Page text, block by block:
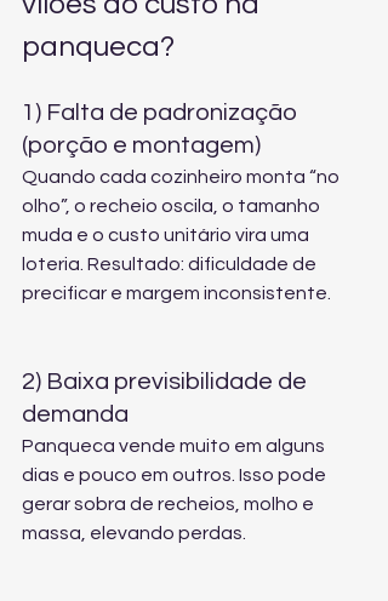
panqueca?
1) Falta de padronização
(porção e montagem)
Quando cada cozinheiro monta “no
olho”, o recheio oscila, o tamanho
muda e o custo unitário vira uma
loteria. Resultado: dificuldade de
precificar e margem inconsistente.
2) Baixa previsibilidade de
demanda
Panqueca vende muito em alguns
dias e pouco em outros. Isso pode
gerar sobra de recheios, molho e
massa, elevando perdas.